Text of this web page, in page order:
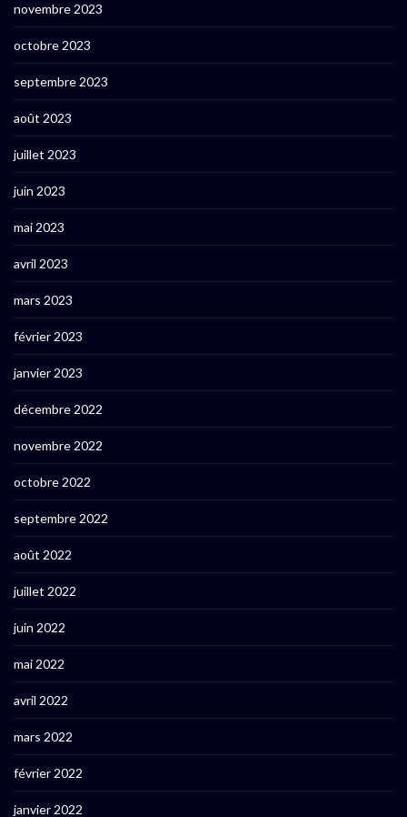
novembre 2023
octobre 2023
septembre 2023
août 2023
juillet 2023
juin 2023
mai 2023
avril 2023
mars 2023
février 2023
janvier 2023
décembre 2022
novembre 2022
octobre 2022
septembre 2022
août 2022
juillet 2022
juin 2022
mai 2022
avril 2022
mars 2022
février 2022
janvier 2022